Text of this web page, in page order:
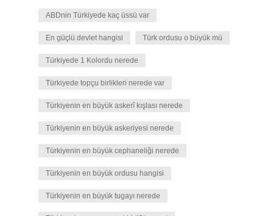
ABDnin Türkiyede kaç üssü var
En güçlü devlet hangisi Türk ordusu o büyük mü
Türkiyede 1 Kolordu nerede
Türkiyede topçu birlikleri nerede var
Türkiyenin en büyük askerî kışlası nerede
Türkiyenin en büyük askeriyesi nerede
Türkiyenin en büyük cephaneliği nerede
Türkiyenin en büyük ordusu hangisi
Türkiyenin en büyük tugayı nerede